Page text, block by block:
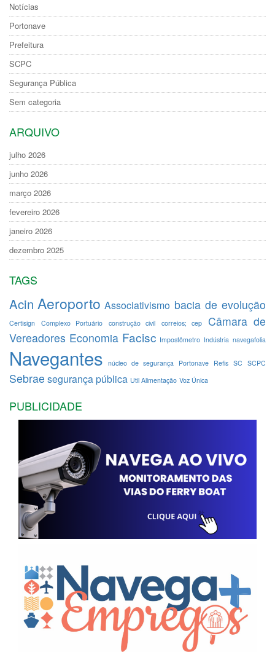
Notícias
Portonave
Prefeitura
SCPC
Segurança Pública
Sem categoria
ARQUIVO
julho 2026
junho 2026
março 2026
fevereiro 2026
janeiro 2026
dezembro 2025
TAGS
Acin Aeroporto Associativismo bacia de evolução
Certisign Complexo Portuário construção civil correios; cep
Câmara de
Vereadores Economia Facisc Impostômetro Indústria navegafolia
Navegantes núcleo de segurança Portonave Refis SC SCPC
Sebrae segurança pública Util Alimentação Voz Única
PUBLICIDADE